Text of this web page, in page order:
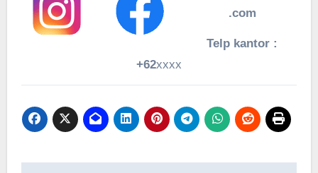
.com
Telp kantor :
+62xxxx